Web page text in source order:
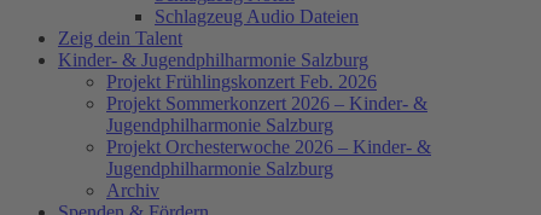
Schlagzeug Audio Dateien
Zeig dein Talent
Kinder- & Jugendphilharmonie Salzburg
Projekt Frühlingskonzert Feb. 2026
Projekt Sommerkonzert 2026 – Kinder- &
Jugendphilharmonie Salzburg
Projekt Orchesterwoche 2026 – Kinder- &
Jugendphilharmonie Salzburg
Archiv